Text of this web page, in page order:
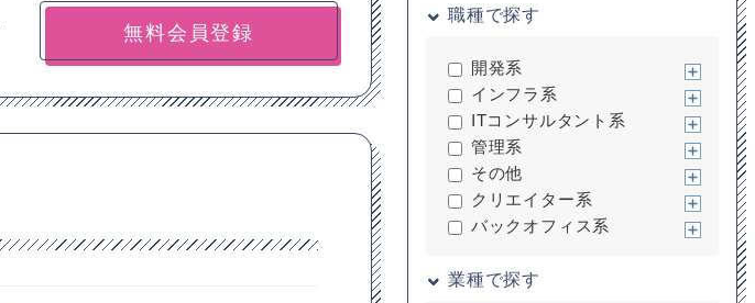
無料会員登録
職種で探す
開発系
インフラ系
ITコンサルタント系
管理系
その他
クリエイター系
バックオフィス系
業種で探す